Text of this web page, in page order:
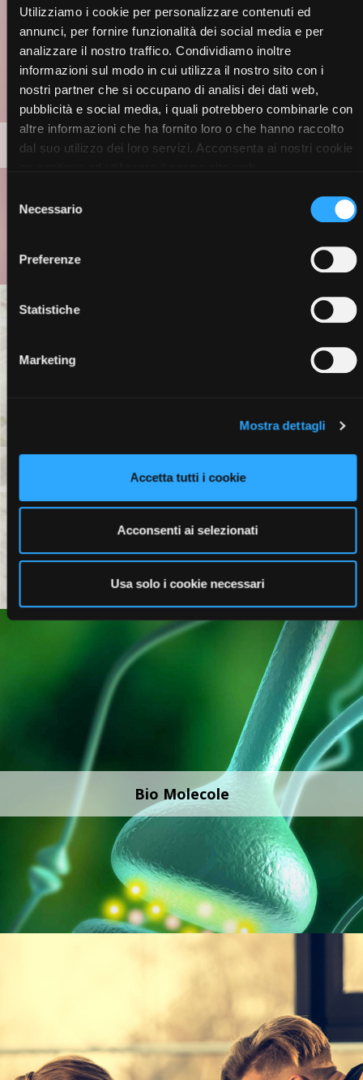
Utilizziamo i cookie per personalizzare contenuti ed
annunci, per fornire funzionalità dei social media e per
analizzare il nostro traffico. Condividiamo inoltre
informazioni sul modo in cui utilizza il nostro sito con i
nostri partner che si occupano di analisi dei dati web,
pubblicità e social media, i quali potrebbero combinarle con
altre informazioni che ha fornito loro o che hanno raccolto
dal suo utilizzo dei loro servizi. Acconsenta ai nostri cookie
delNecessario
Preferenze
Statistiche
Marketing
Mostra dettagli
Accetta tutti i cookie
Acconsenti ai selezionati
Usa solo i cookie necessari
MAKE-UP
Profumi
Bio Molecole